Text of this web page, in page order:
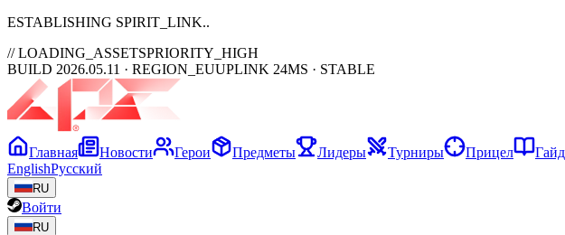
ESTABLISHING SPIRIT_LINK
// LOADING_ASSETSPRIORITY_HIGH
BUILD 2026.05.11 · REGION_EUUPLINK 24MS · STABLE
Главная Новости Герои Предметы Лидеры Турниры Прицел
EnglishРусский
RU
Войти
RU